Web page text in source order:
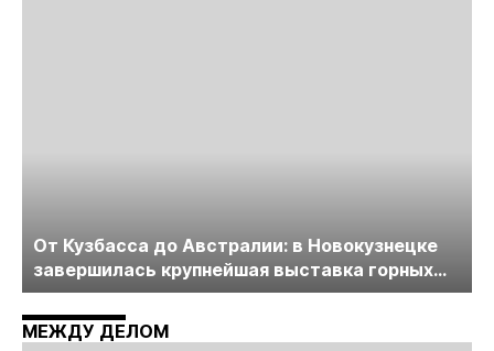
От Кузбасса до Австралии: в Новокузнецке
завершилась крупнейшая выставка горных
технологий «Недра России. Уголь России и
Майнинг»
МЕЖДУ ДЕЛОМ